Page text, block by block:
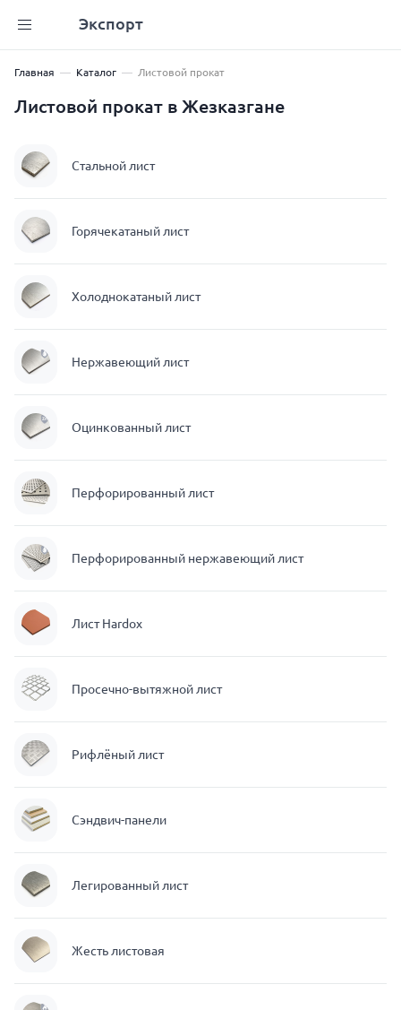
Экспорт
Главная Каталог Листовой прокат
Листовой прокат в Жезказгане
Стальной лист
Горячекатаный лист
Холоднокатаный лист
Нержавеющий лист
Оцинкованный лист
Перфорированный лист
Перфорированный нержавеющий лист
Лист Hardox
Просечно-вытяжной лист
Рифлёный лист
Сэндвич-панели
Легированный лист
Жесть листовая